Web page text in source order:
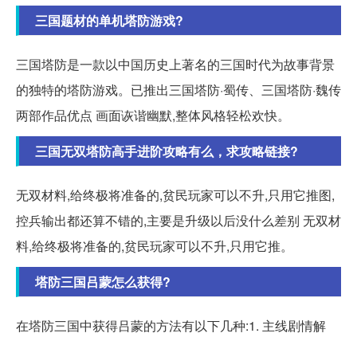
三国题材的单机塔防游戏?
三国塔防是一款以中国历史上著名的三国时代为故事背景
的独特的塔防游戏。已推出三国塔防·蜀传、三国塔防·魏传
两部作品优点 画面诙谐幽默,整体风格轻松欢快。
三国无双塔防高手进阶攻略有么，求攻略链接?
无双材料,给终极将准备的,贫民玩家可以不升,只用它推图,
控兵输出都还算不错的,主要是升级以后没什么差别 无双材
料,给终极将准备的,贫民玩家可以不升,只用它推。
塔防三国吕蒙怎么获得?
在塔防三国中获得吕蒙的方法有以下几种:1. 主线剧情解